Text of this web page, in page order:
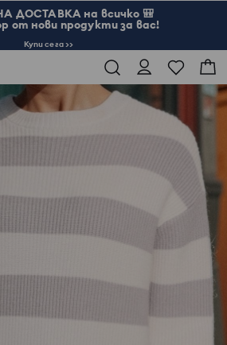
ДОСТАВКА на всичко 🎒
от нови продукти за вас!
Купи сега >>